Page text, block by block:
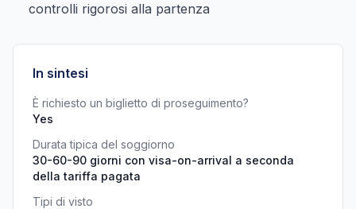
controlli rigorosi alla partenza
In sintesi
È richiesto un biglietto di proseguimento?
Yes
Durata tipica del soggiorno
30-60-90 giorni con visa-on-arrival a seconda
della tariffa pagata
Tipi di visto